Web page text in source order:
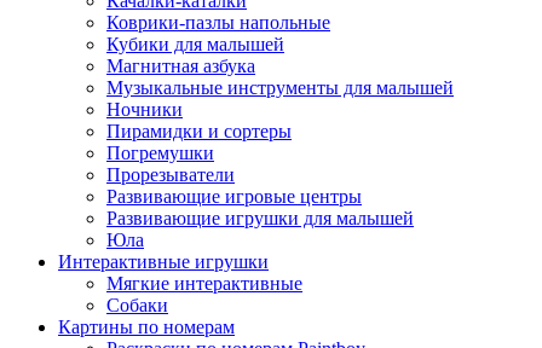
Коврики-пазлы напольные
Кубики для малышей
Магнитная азбука
Музыкальные инструменты для малышей
Ночники
Пирамидки и сортеры
Погремушки
Прорезыватели
Развивающие игровые центры
Развивающие игрушки для малышей
Юла
Интерактивные игрушки
Мягкие интерактивные
Собаки
Картины по номерам